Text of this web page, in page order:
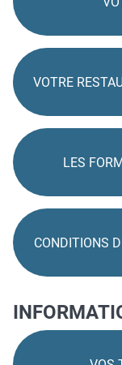
VOTRE
LES
CONDITIONS